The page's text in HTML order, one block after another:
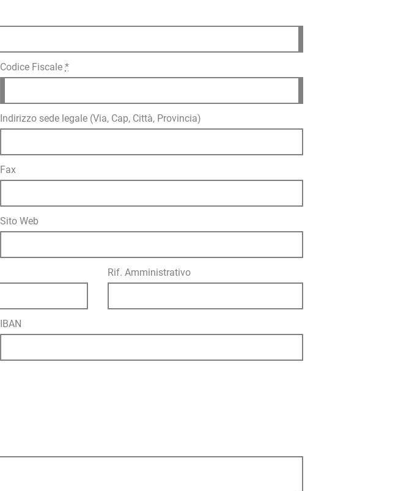
Codice Fiscale *
Indirizzo sede legale (Via, Cap, Città, Provincia)
Fax
Sito Web
Rif. Amministrativo
IBAN